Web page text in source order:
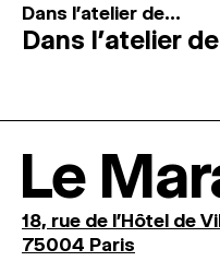
Dans l'atelier de...
Dans l’atelier
Le
18, rue de l'Hôtel de
75004 Paris